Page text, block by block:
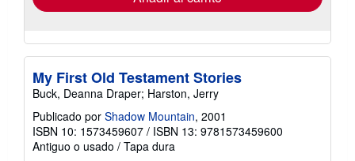
My First Old Testament Stories
Buck, Deanna Draper; Harston, Jerry
Publicado por Shadow Mountain, 2001
ISBN 10: 1573459607 / ISBN 13: 9781573459600
Antiguo o usado / Tapa dura